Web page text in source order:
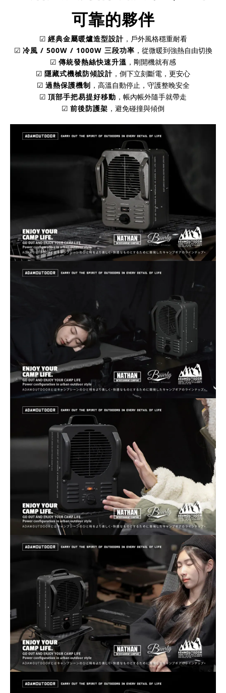
可靠的夥伴
☑ 經典金屬暖爐造型設計，戶外風格穩重耐看
☑ 冷風 / 500W / 1000W 三段功率 ，從微暖到強熱自由切換
☑ 傳統發熱絲快速升溫 ，剛開機就有感
☑ 隱藏式機械防傾設計 ，倒下立刻斷電，更安心
☑ 過熱保護機制 ，高溫自動停止，守護整晚安全
☑ 頂部手把易提好移動 ，帳內帳外隨手就帶走
☑ 前後防護架 ，避免碰撞與傾倒